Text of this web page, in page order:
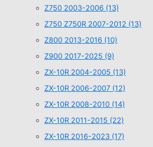
Z750 2003-2006 (13)
Z750 Z750R 2007-2012 (13)
Z800 2013-2016 (10)
Z900 2017-2025 (9)
ZX-10R 2004-2005 (13)
ZX-10R 2006-2007 (12)
ZX-10R 2008-2010 (14)
ZX-10R 2011-2015 (22)
ZX-10R 2016-2023 (17)